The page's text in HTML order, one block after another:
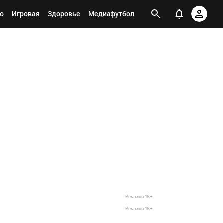
Игровая Здоровье Медиафутбол
Реклама 18+
Реклама 18+